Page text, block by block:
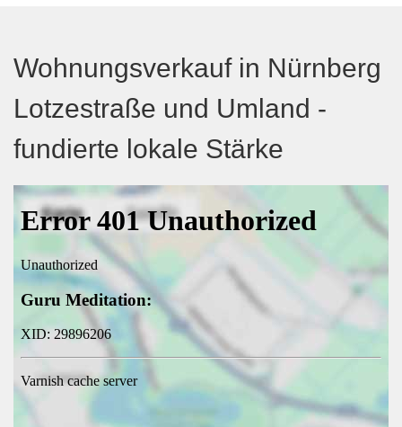
Wohnungsverkauf in Nürnberg
Lotzestraße und Umland -
fundierte lokale Stärke